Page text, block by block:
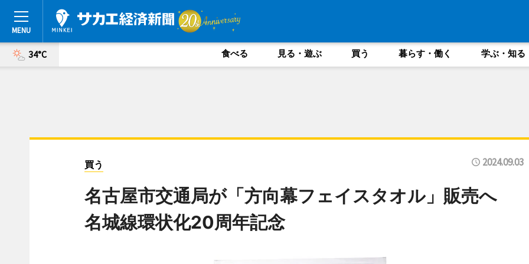
34°C 食べる 見る・遊ぶ 買う 暮らす・働く 学ぶ・知る
買う 2024.09.03
名古屋市交通局が「方向幕フェイスタオル」販売へ
名城線環状化20周年記念